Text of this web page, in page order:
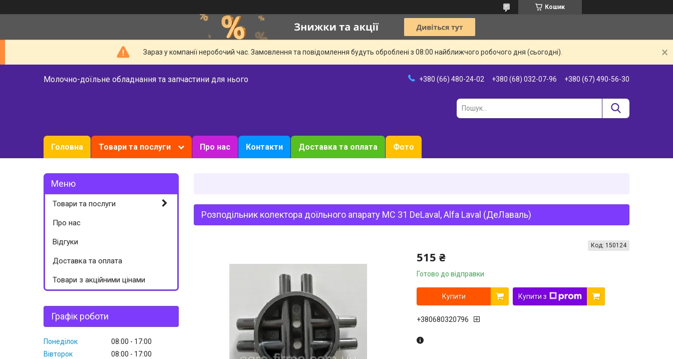
Кошик
Зараз у компанії неробочий час. Замовлення та повідомлення будуть оброблені з 08:00 найближчого робочого дня (сьогодні).
Молочно-доїльне обладнання та запчастини для нього +380 (66) 480-24-02 +380 (68) 032-07-96 +380 (67) 490-56-30
Головна Товари та послуги Про нас Контакти Доставка та оплата Фото
Розподільник колектора доїльного апарату МС 31 DeLaval, Alfa Laval (ДеЛаваль)
515 ₴
Готово до відправки
Код: 150124
Купити Купити з
+380680320796
Товари та послуги
Про нас
Відгуки
Доставка та оплата
Товари з акційними цінами
Графік роботи
Понеділок 08:00
17:00
Вівторок
08:00
17:00